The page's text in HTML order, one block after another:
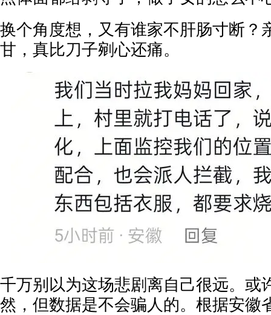
换个角度想，又有谁家不肝肠寸断？
甘，真比刀子剜心还痛。
千万别以为这场悲剧离自己很远。或
然，但数据是不会骗人的。根据安徽